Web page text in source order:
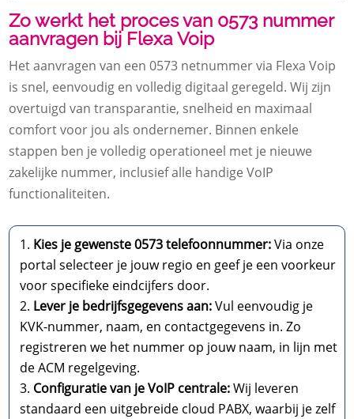
Zo werkt het proces van 0573 nummer
aanvragen bij Flexa Voip
Het aanvragen van een 0573 netnummer via Flexa Voip
is snel, eenvoudig en volledig digitaal geregeld. Wij zijn
overtuigd van transparantie, snelheid en maximaal
comfort voor jou als ondernemer. Binnen enkele
stappen ben je volledig operationeel met je nieuwe
zakelijke nummer, inclusief alle handige VoIP
functionaliteiten.
Kies je gewenste 0573 telefoonnummer:Via onze
portal selecteer je jouw regio en geef je een voorkeur
voor specifieke eindcijfers door.
Lever je bedrijfsgegevens aan:Vul eenvoudig je
KVK-nummer, naam, en contactgegevens in. Zo
registreren we het nummer op jouw naam, in lijn met
de ACM regelgeving.
Configuratie van je VoIP centrale:Wij leveren
standaard een uitgebreide cloud PABX, waarbij je zelf